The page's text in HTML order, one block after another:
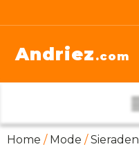
Andriez .com
Home / Mode /Sieraden